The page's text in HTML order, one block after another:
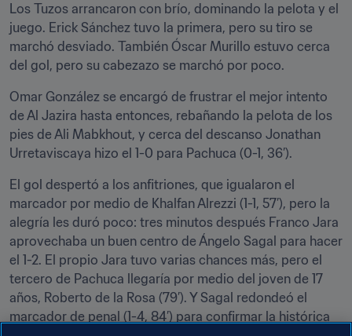
Los Tuzos arrancaron con brío, dominando la pelota y el
juego. Erick Sánchez tuvo la primera, pero su tiro se
marchó desviado. También Óscar Murillo estuvo cerca
del gol, pero su cabezazo se marchó por poco.
Omar González se encargó de frustrar el mejor intento
de Al Jazira hasta entonces, rebañando la pelota de los
pies de Ali Mabkhout, y cerca del descanso Jonathan
Urretaviscaya hizo el 1-0 para Pachuca (0-1, 36’).
El gol despertó a los anfitriones, que igualaron el
marcador por medio de Khalfan Alrezzi (1-1, 57’), pero la
alegría les duró poco: tres minutos después Franco Jara
aprovechaba un buen centro de Ángelo Sagal para hacer
el 1-2. El propio Jara tuvo varias chances más, pero el
tercero de Pachuca llegaría por medio del joven de 17
años, Roberto de la Rosa (79’). Y Sagal redondeó el
marcador de penal (1-4, 84’) para confirmar la histórica